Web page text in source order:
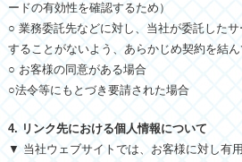
ードの有効性を確認するため）
○ 業務委託先などに対し、当社が委託した
することがないよう、あらかじめ契約を結
○ お客様の同意がある場合
○法令等にもとづき要請された場合
4. リンク先における個人情報について
▼ 当社ウェブサイトでは、お客様に対し有